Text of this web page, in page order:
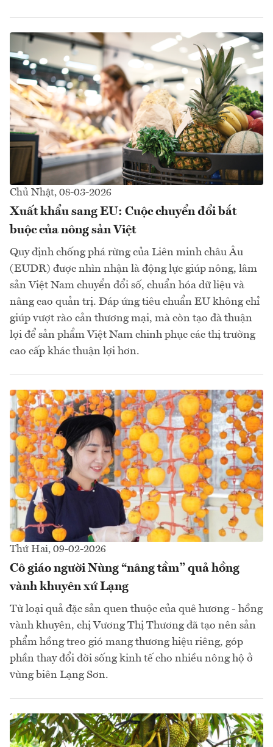
Chủ Nhật, 08-03-2026
Xuất khẩu sang EU: Cuộc chuyển đổi bắt
buộc của nông sản Việt
Quy định chống phá rừng của Liên minh châu Âu
(EUDR) được nhìn nhận là động lực giúp nông, lâm
sản Việt Nam chuyển đổi số, chuẩn hóa dữ liệu và
nâng cao quản trị. Đáp ứng tiêu chuẩn EU không chỉ
giúp vượt rào cản thương mại, mà còn tạo đà thuận
lợi để sản phẩm Việt Nam chinh phục các thị trường
cao cấp khác thuận lợi hơn.
Thứ Hai, 09-02-2026
Cô giáo người Nùng “nâng tầm” quả hồng
vành khuyên xứ Lạng
Từ loại quả đặc sản quen thuộc của quê hương - hồng
vành khuyên, chị Vương Thị Thương đã tạo nên sản
phẩm hồng treo gió mang thương hiệu riêng, góp
phần thay đổi đời sống kinh tế cho nhiều nông hộ ở
vùng biên Lạng Sơn.